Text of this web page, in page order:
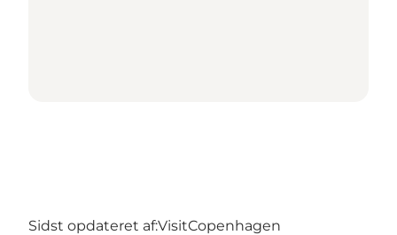
Sidst opdateret af:VisitCopenhagen